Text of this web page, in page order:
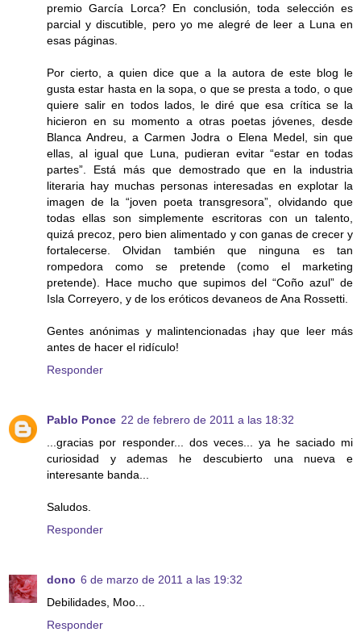
premio García Lorca? En conclusión, toda selección es
parcial y discutible, pero yo me alegré de leer a Luna en
esas páginas.
Por cierto, a quien dice que a la autora de este blog le
gusta estar hasta en la sopa, o que se presta a todo, o que
quiere salir en todos lados, le diré que esa crítica se la
hicieron en su momento a otras poetas jóvenes, desde
Blanca Andreu, a Carmen Jodra o Elena Medel, sin que
ellas, al igual que Luna, pudieran evitar “estar en todas
partes”. Está más que demostrado que en la industria
literaria hay muchas personas interesadas en explotar la
imagen de la “joven poeta transgresora”, olvidando que
todas ellas son simplemente escritoras con un talento,
quizá precoz, pero bien alimentado y con ganas de crecer y
fortalecerse. Olvidan también que ninguna es tan
rompedora como se pretende (como el marketing
pretende). Hace mucho que supimos del “Coño azul” de
Isla Correyero, y de los eróticos devaneos de Ana Rossetti.
Gentes anónimas y malintencionadas ¡hay que leer más
antes de hacer el ridículo!
Responder
Pablo Ponce 22 de febrero de 2011 a las 18:32
...gracias por responder... dos veces... ya he saciado mi
curiosidad y ademas he descubierto una nueva e
interesante banda...
Saludos.
Responder
dono 6 de marzo de 2011 a las 19:32
Debilidades, Moo...
Responder